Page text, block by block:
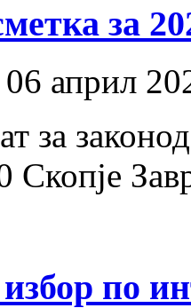
за
06 април
за
Скопје
по